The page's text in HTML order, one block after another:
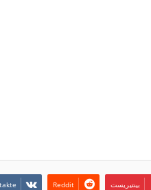
بينتيريست